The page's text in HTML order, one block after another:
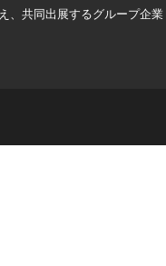
共同出展するグループ企業